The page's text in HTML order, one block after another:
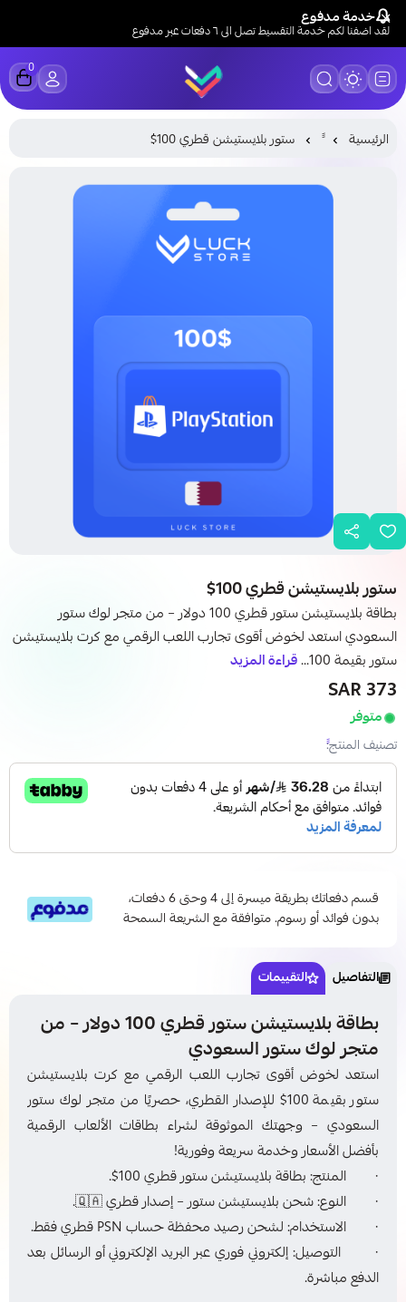
خدمة مدفوع
لقد اضفنا لكم خدمة التقسيط تصل الى ٦ دفعات عبر مدفوع
LUCK STORE
0
الرئيسية ستور بلايستيشن قطري 100$
ستور بلايستيشن قطري 100$
بطاقة بلايستيشن ستور قطري 100 دولار – من متجر لوك ستور
السعودي استعد لخوض أقوى تجارب اللعب الرقمي مع كرت بلايستيشن
ستور بقيمة 100...
قراءة المزيد
373 SAR
متوفر
تصنيف المنتج:
قسم دفعاتك بطريقة ميسرة إلى 4 وحتى 6 دفعات،
بدون فوائد أو رسوم. متوافقة مع الشريعة السمحة
التفاصيل التقييمات
بطاقة بلايستيشن ستور قطري 100 دولار – من
متجر لوك ستور السعودي
استعد لخوض أقوى تجارب اللعب الرقمي مع كرت بلايستيشن
ستور بقيمة 100$ للإصدار القطري، حصريًا من متجر لوك ستور
السعودي – وجهتك الموثوقة لشراء بطاقات الألعاب الرقمية
بأفضل الأسعار وخدمة سريعة وفورية!
· المنتج: بطاقة بلايستيشن ستور قطري 100$.
· النوع: شحن بلايستيشن ستور – إصدار قطري 🇶🇦.
· الاستخدام: لشحن رصيد محفظة حساب PSN قطري فقط.
· التوصيل: إلكتروني فوري عبر البريد الإلكتروني أو الرسائل بعد
الدفع مباشرة.